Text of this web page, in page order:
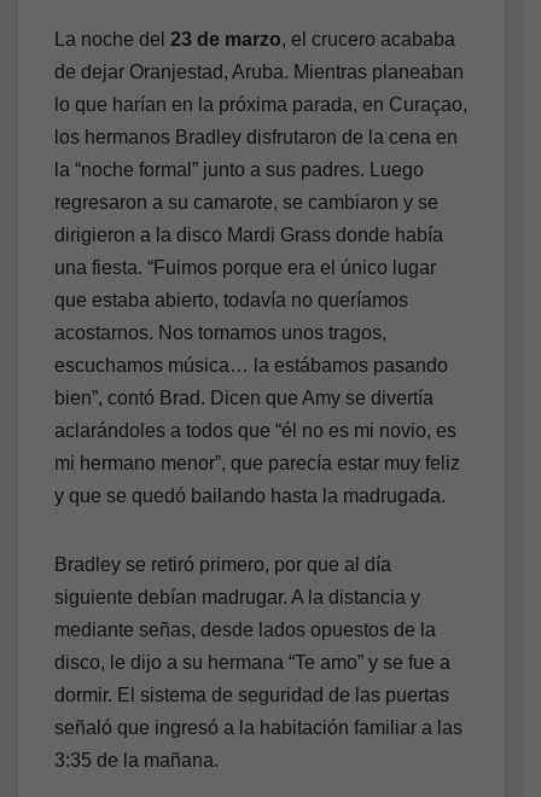
La noche del 23 de marzo, el crucero acababa
de dejar Oranjestad, Aruba. Mientras planeaban
lo que harían en la próxima parada, en Curaçao,
los hermanos Bradley disfrutaron de la cena en
la “noche formal” junto a sus padres. Luego
regresaron a su camarote, se cambiaron y se
dirigieron a la disco Mardi Grass donde había
una fiesta. “Fuimos porque era el único lugar
que estaba abierto, todavía no queríamos
acostarnos. Nos tomamos unos tragos,
escuchamos música… la estábamos pasando
bien”, contó Brad. Dicen que Amy se divertía
aclarándoles a todos que “él no es mi novio, es
mi hermano menor”, que parecía estar muy feliz
y que se quedó bailando hasta la madrugada.
Bradley se retiró primero, por que al día
siguiente debían madrugar. A la distancia y
mediante señas, desde lados opuestos de la
disco, le dijo a su hermana “Te amo” y se fue a
dormir. El sistema de seguridad de las puertas
señaló que ingresó a la habitación familiar a las
3:35 de la mañana.